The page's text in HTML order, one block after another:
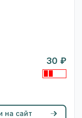
30 ₽
на сайт